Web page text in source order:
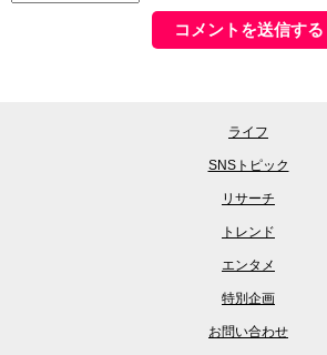
ライフ
SNSトピック
リサーチ
トレンド
エンタメ
特別企画
お問い合わせ